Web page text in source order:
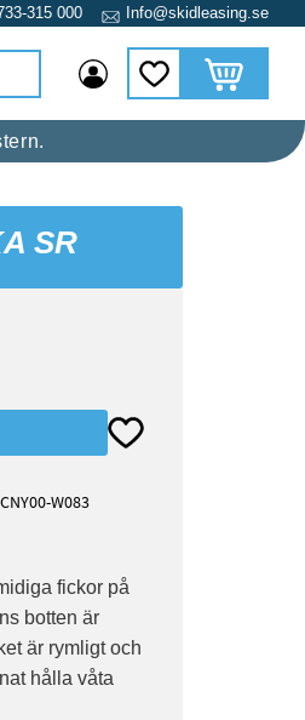
315 000 Info@skidleasing.se
Favoriter
Kundvagn
SR
Lägg till i favoriter
W083
fickor på
botten är
är rymligt och
hålla våta